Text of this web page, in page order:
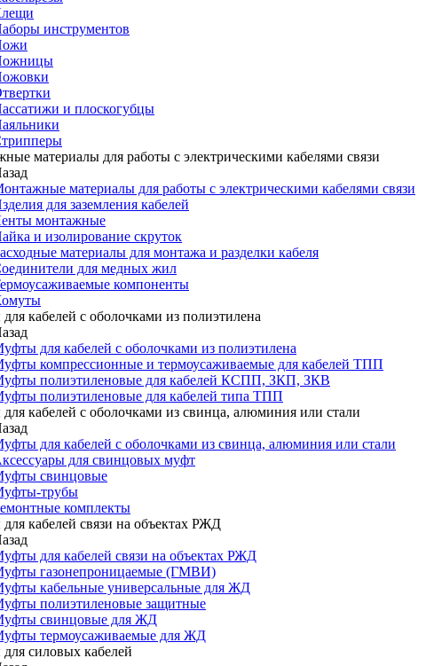
инструментов
и плоскогубцы
материалы для работы с электрическими кабелями связи
материалы для работы с электрическими кабелями связи
для заземления кабелей
монтажные
и изолирование скруток
материалы для монтажа и разделки кабеля
для медных жил
компоненты
кабелей с оболочками из полиэтилена
для кабелей с оболочками из полиэтилена
компрессионные и термоусаживаемые для кабелей ТПП
полиэтиленовые для кабелей КСПП, ЗКП, ЗКВ
полиэтиленовые для кабелей типа ТПП
кабелей с оболочками из свинца, алюминия или стали
для кабелей с оболочками из свинца, алюминия или стали
для свинцовых муфт
свинцовые
трубы
комплекты
кабелей связи на объектах РЖД
для кабелей связи на объектах РЖД
газонепроницаемые (ГМВИ)
кабельные универсальные для ЖД
полиэтиленовые защитные
свинцовые для ЖД
термоусаживаемые для ЖД
силовых кабелей